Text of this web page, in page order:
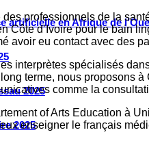
artificielle en Afrique de
2025
2025
professionnels de la
Côte d’Ivoire pour le bain
avoir eu contact avec des
interprètes spécialisés
terme, nous proposons
comme la
of Arts Education à
enseigner le français